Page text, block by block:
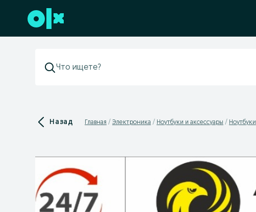
Перейти к нижнему колонтитулу
Назад Главная Электроника Ноутбуки и аксессуары Ноутбуки